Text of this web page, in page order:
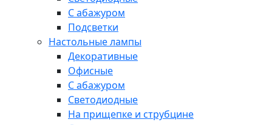
С абажуром
Подсветки
Настольные лампы
Декоративные
Офисные
С абажуром
Светодиодные
На прищепке и струбцине